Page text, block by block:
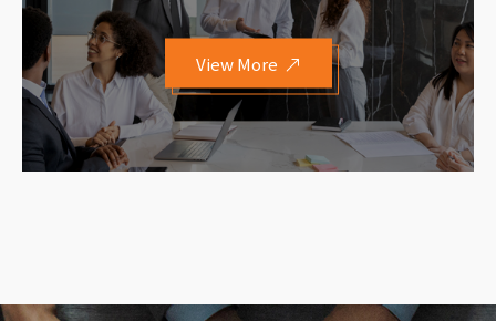
View More